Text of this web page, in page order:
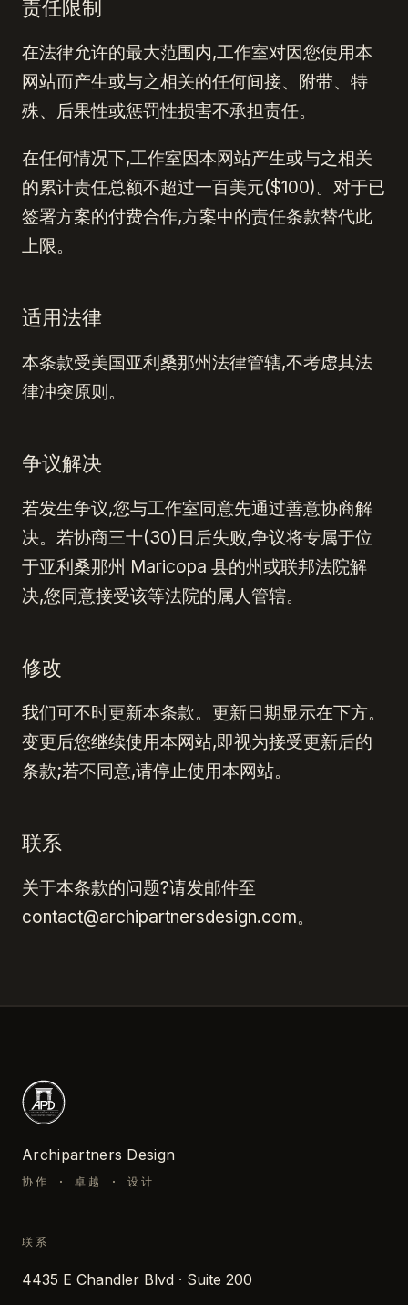
责任限制
在法律允许的最大范围内,工作室对因您使用本
网站而产生或与之相关的任何间接、附带、特
殊、后果性或惩罚性损害不承担责任。
在任何情况下,工作室因本网站产生或与之相关
的累计责任总额不超过一百美元($100)。对于已
签署方案的付费合作,方案中的责任条款替代此
上限。
适用法律
本条款受美国亚利桑那州法律管辖,不考虑其法
律冲突原则。
争议解决
若发生争议,您与工作室同意先通过善意协商解
决。若协商三十(30)日后失败,争议将专属于位
于亚利桑那州 Maricopa 县的州或联邦法院解
决,您同意接受该等法院的属人管辖。
修改
我们可不时更新本条款。更新日期显示在下方。
变更后您继续使用本网站,即视为接受更新后的
条款;若不同意,请停止使用本网站。
联系
关于本条款的问题?请发邮件至
contact@archipartnersdesign.com。
Archipartners Design
协作 · 卓越 · 设计
联系
4435 E Chandler Blvd · Suite 200